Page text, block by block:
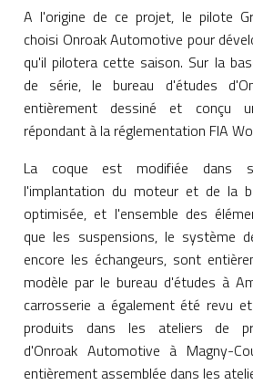
A l'origine de ce projet, le pilote
choisi Onroak Automotive pour
qu'il pilotera cette saison. Sur la
de série, le bureau d'études
entièrement dessiné et conçu
répondant à la réglementation FIA
La coque est modifiée dans
l'implantation du moteur et de la
optimisée, et l'ensemble des
que les suspensions, le système
encore les échangeurs, sont
modèle par le bureau d'études à
carrosserie a également été revu
produits dans les ateliers de
d'Onroak Automotive à Magny-
entièrement assemblée dans les